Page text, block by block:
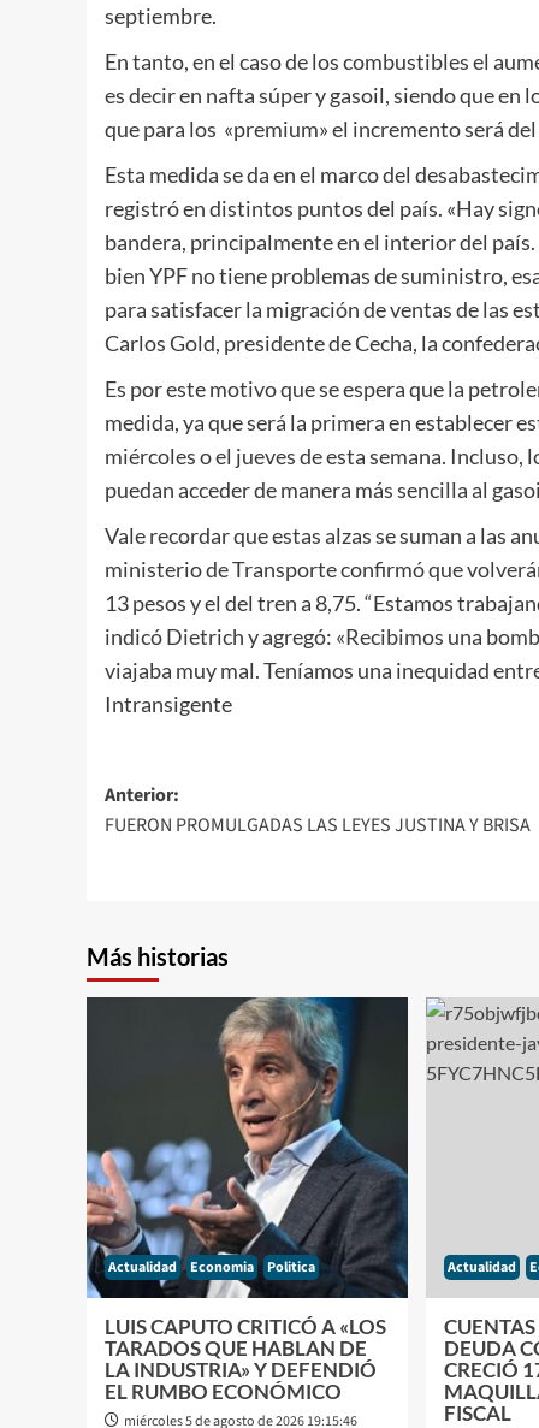
septiembre.
En tanto, en el caso de los combustibles el
es decir en nafta súper y gasoil, siendo que en
que para los «premium» el incremento será del
Esta medida se da en el marco del
registró en distintos puntos del país. «Hay
bandera, principalmente en el interior del
bien YPF no tiene problemas de suministro,
para satisfacer la migración de ventas de las
Carlos Gold, presidente de Cecha, la
Es por este motivo que se espera que la
medida, ya que será la primera en establecer
miércoles o el jueves de esta semana.
puedan acceder de manera más sencilla al
Vale recordar que estas alzas se suman a las
ministerio de Transporte confirmó que
13 pesos y el del tren a 8,75. “Estamos
indicó Dietrich y agregó: «Recibimos una
viajaba muy mal. Teníamos una inequidad
Intransigente
Navegación
de
Anterior:
FUERON PROMULGADAS LAS LEYES JUSTINA Y BRISA
Más historias
Actualidad Economia Politica
LUIS CAPUTO CRITICÓ A «LOS
TARADOS QUE HABLAN DE
LA INDUSTRIA» Y DEFENDIÓ
EL RUMBO ECONÓMICO
miércoles 5 de agosto de 2026 19:15:46
Actualidad
DEUDA
CRECIÓ
FISCAL